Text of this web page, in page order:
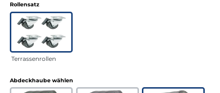
Rollensatzauswählen
Terrassenrollen
Abdeckhaube wählen